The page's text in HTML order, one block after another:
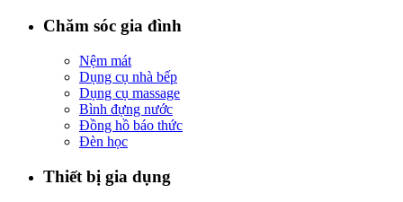
Chăm sóc gia đình
Nệm mát
Dụng cụ nhà bếp
Dụng cụ massage
Bình đựng nước
Đồng hồ báo thức
Đèn học
Thiết bị gia dụng